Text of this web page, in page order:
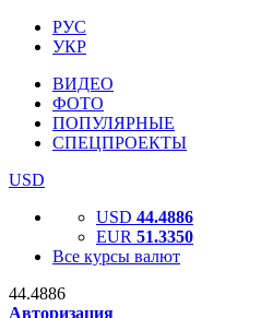
РУС
УКР
ВИДЕО
ФОТО
ПОПУЛЯРНЫЕ
СПЕЦПРОЕКТЫ
USD
USD 44.4886
EUR 51.3350
Все курсы валют
44.4886
Авторизация